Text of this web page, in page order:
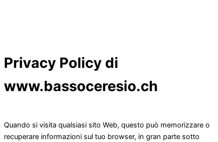
Privacy Policy di
www.bassoceresio.ch
Quando si visita qualsiasi sito Web, questo può memorizzare o
recuperare informazioni sul tuo browser, in gran parte sotto